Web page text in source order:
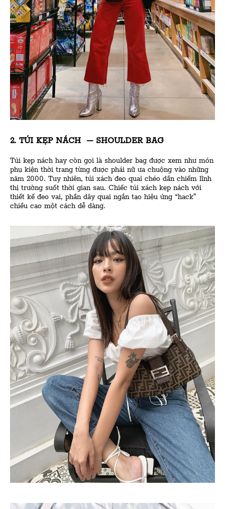
2. TÚI KẸP NÁCH – SHOULDER BAG
Túi kẹp nách hay còn gọi là shoulder bag được xem như món
phụ kiện thời trang từng được phái nữ ưa chuộng vào những
năm 2000. Tuy nhiên, túi xách đeo quai chéo dần chiếm lĩnh
thị trường suốt thời gian sau. Chiếc túi xách kẹp nách với
thiết kế đeo vai, phần dây quai ngắn tạo hiệu ứng “hack”
chiều cao một cách dễ dàng.